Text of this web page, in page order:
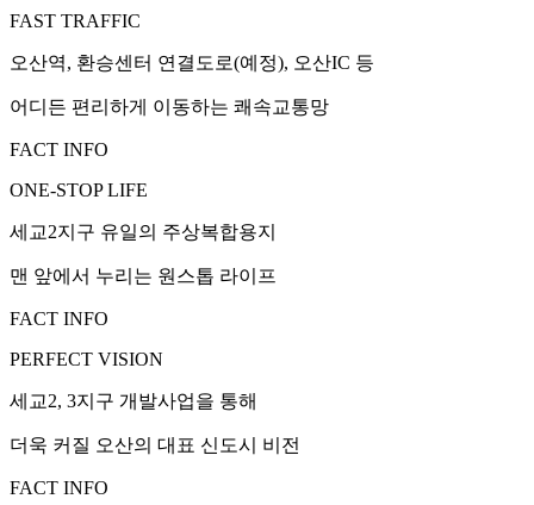
FAST TRAFFIC
오산역, 환승센터 연결도로(예정), 오산IC 등
어디든 편리하게 이동하는 쾌속교통망
FACT INFO
ONE-STOP LIFE
세교2지구 유일의 주상복합용지
맨 앞에서 누리는 원스톱 라이프
FACT INFO
PERFECT VISION
세교2, 3지구 개발사업을 통해
더욱 커질 오산의 대표 신도시 비전
FACT INFO